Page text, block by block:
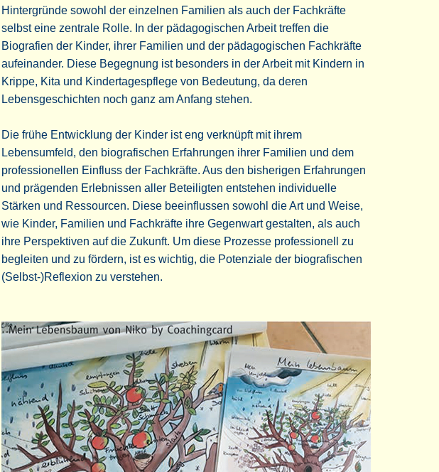
Hintergründe sowohl der einzelnen Familien als auch der Fachkräfte
selbst eine zentrale Rolle. In der pädagogischen Arbeit treffen die
Biografien der Kinder, ihrer Familien und der pädagogischen Fachkräfte
aufeinander. Diese Begegnung ist besonders in der Arbeit mit Kindern in
Krippe, Kita und Kindertagespflege von Bedeutung, da deren
Lebensgeschichten noch ganz am Anfang stehen.
Die frühe Entwicklung der Kinder ist eng verknüpft mit ihrem
Lebensumfeld, den biografischen Erfahrungen ihrer Familien und dem
professionellen Einfluss der Fachkräfte. Aus den bisherigen Erfahrungen
und prägenden Erlebnissen aller Beteiligten entstehen individuelle
Stärken und Ressourcen. Diese beeinflussen sowohl die Art und Weise,
wie Kinder, Familien und Fachkräfte ihre Gegenwart gestalten, als auch
ihre Perspektiven auf die Zukunft. Um diese Prozesse professionell zu
begleiten und zu fördern, ist es wichtig, die Potenziale der biografischen
(Selbst-)Reflexion zu verstehen.